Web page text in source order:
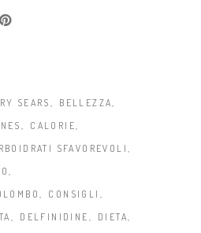
SEARS
BELLEZZA
CALORIE
SFAVOREVOLI
CONSIGLI
DELFINIDINE
DIETA